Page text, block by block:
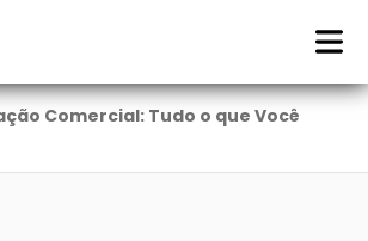
Comercial: Tudo o que Você